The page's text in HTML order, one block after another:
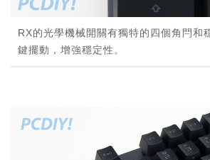
RX的光學機械開關有獨特的四個角閂和
鍵擺動，增強穩定性。